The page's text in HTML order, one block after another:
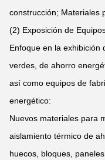
construcción; Materiales
(2) Exposición de
Enfoque en la exhibición
verdes, de ahorro
así como equipos de
energético:
Nuevos materiales para
aislamiento térmico de
huecos, bloques,